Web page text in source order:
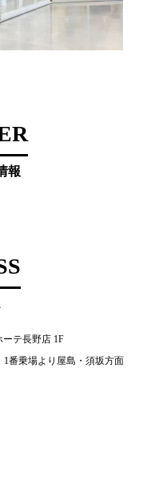
報
テ長野店 1F
番乗場より屋島・須坂方面